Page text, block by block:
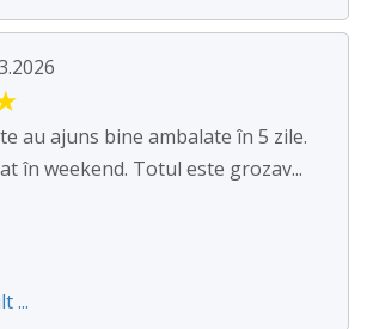
au ajuns bine ambalate în 5 zile.
în weekend. Totul este grozav...
...